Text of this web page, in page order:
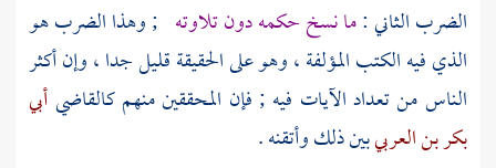
الضرب الثاني :ما نسخ حكمه دون تلاوته ; وهذا الضرب هو
الذي فيه الكتب المؤلفة ، وهو على الحقيقة قليل جدا ، وإن أكثر
الناس من تعداد الآيات فيه ; فإن المحققين منهم كالقاضيأبي
بكر بن العربيبين ذلك وأتقنه .